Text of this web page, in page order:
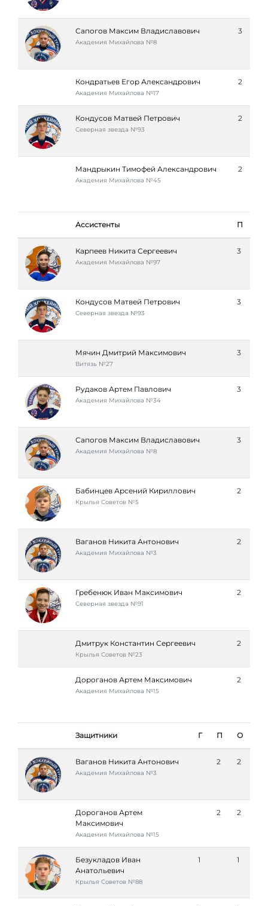
Сапогов Максим Владиславович
Академия Михайлова №8
3
Кондратьев Егор Александрович
Академия Михайлова №17
2
Кондусов Матвей Петрович
Северная звезда №93
2
Мандрыкин Тимофей Александрович
Академия Михайлова №45
2
Ассистенты П
Карпеев Никита Сергеевич
Академия Михайлова №97
3
Кондусов Матвей Петрович
Северная звезда №93
3
Мячин Дмитрий Максимович
Витязь №27
3
Рудаков Артем Павлович
Академия Михайлова №34
3
Сапогов Максим Владиславович
Академия Михайлова №8
3
Бабинцев Арсений Кириллович
Крылья Советов №5
2
Ваганов Никита Антонович
Академия Михайлова №3
2
Гребенюк Иван Максимович
Северная звезда №91
2
Дмитрук Константин Сергеевич
Крылья Советов №23
2
Дороганов Артем Максимович
Академия Михайлова №15
2
Защитники Г П О
Ваганов Никита Антонович
Академия Михайлова №3
2 2
Дороганов Артем
Максимович
Академия Михайлова №15
2 2
Безукладов Иван
Анатольевич
Крылья Советов №88
1 1